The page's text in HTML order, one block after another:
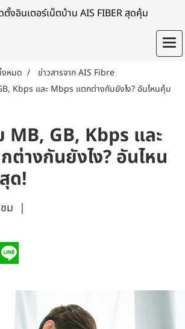
ตั้งอินเตอร์เน็ตบ้าน AIS FIBER สุดคุ้ม
หมด
ข่าวสารจาก AIS Fibre
Kbps และ Mbps แตกต่างกันยังไง? อันไหนคุ้ม
MB, GB, Kbps และ
างกันยังไง? อันไหน
ด!
ม |